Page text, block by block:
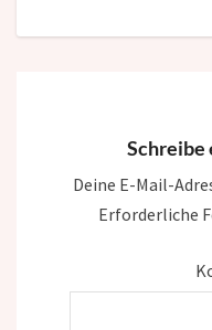
Schreibe
Deine E-Mail-
Erforderliche